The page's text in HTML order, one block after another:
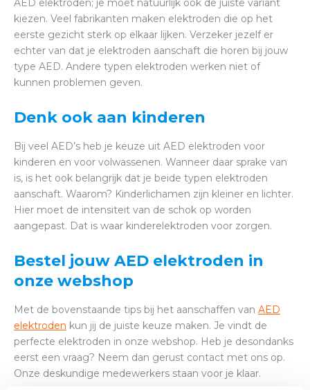
AED elektroden; je moet natuurlijk ook de juiste variant
kiezen. Veel fabrikanten maken elektroden die op het
eerste gezicht sterk op elkaar lijken. Verzeker jezelf er
echter van dat je elektroden aanschaft die horen bij jouw
type AED. Andere typen elektroden werken niet of
kunnen problemen geven.
Denk ook aan kinderen
Bij veel AED’s heb je keuze uit AED elektroden voor
kinderen en voor volwassenen. Wanneer daar sprake van
is, is het ook belangrijk dat je beide typen elektroden
aanschaft. Waarom? Kinderlichamen zijn kleiner en lichter.
Hier moet de intensiteit van de schok op worden
aangepast. Dat is waar kinderelektroden voor zorgen.
Bestel jouw AED elektroden in
onze webshop
Met de bovenstaande tips bij het aanschaffen van AED
elektroden kun jij de juiste keuze maken. Je vindt de
perfecte elektroden in onze webshop. Heb je desondanks
eerst een vraag? Neem dan gerust contact met ons op.
Onze deskundige medewerkers staan voor je klaar.